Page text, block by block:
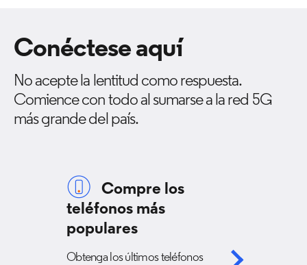
Conéctese aquí
No acepte la lentitud como respuesta.
Comience con todo al sumarse a la red 5G
más grande del país.
Compre los
teléfonos más
populares
Obtenga los últimos teléfonos